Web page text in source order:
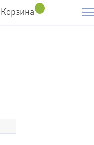
Корзина
DKC